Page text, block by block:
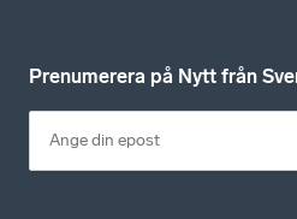
Prenumerera på Nytt från